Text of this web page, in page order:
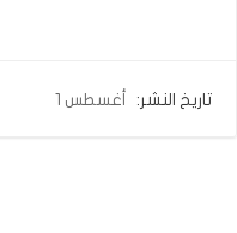
تاريخ النشر:
أغسطس 1